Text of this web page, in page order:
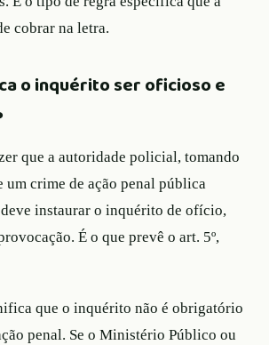
cobrar na letra.
o inquérito ser oficioso e
que a autoridade policial, tomando
um crime de ação penal pública
instaurar o inquérito de ofício,
É o que prevê o art. 5º,
que o inquérito não é obrigatório
penal. Se o Ministério Público ou